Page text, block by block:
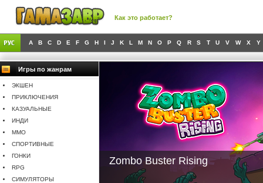
Как это работает?
A B C D E F G H I J K L M N O P Q R S T U V W X Y
Игры по жанрам
ЭКШЕН
ПРИКЛЮЧЕНИЯ
КАЗУАЛЬНЫЕ
ИНДИ
MMO
СПОРТИВНЫЕ
ГОНКИ
RPG
СИМУЛЯТОРЫ
Zombo Buster Rising